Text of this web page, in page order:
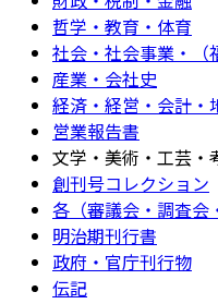
哲学・教育・体育
社会・社会事業・（
産業・会社史
経済・経営・会計・
営業報告書
文学・美術・工芸・
創刊号コレクション
各（審議会・調査会
明治期刊行書
政府・官庁刊行物
伝記